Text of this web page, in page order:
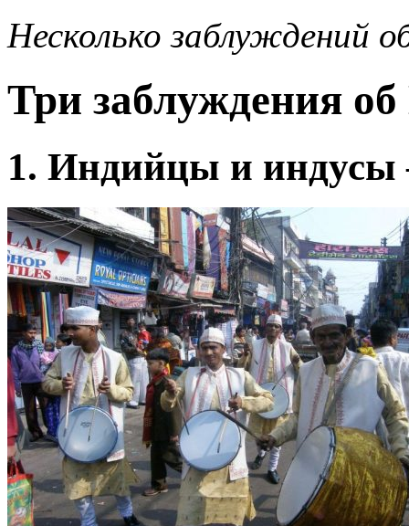
Несколько заблуждений
Три заблуждения
1. Индийцы и индусы